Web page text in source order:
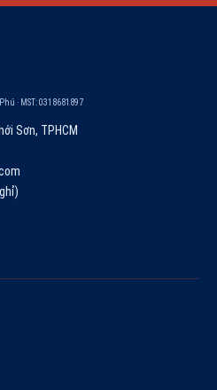
· MST: 0318681897
Sơn, TPHCM